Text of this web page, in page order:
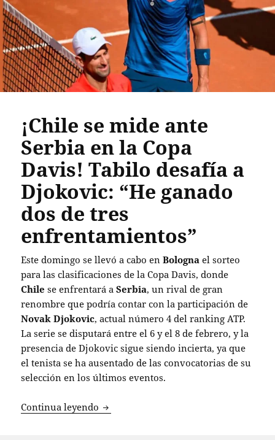
¡Chile se mide ante
Serbia en la Copa
Davis! Tabilo desafía a
Djokovic: “He ganado
dos de tres
enfrentamientos”
Este domingo se llevó a cabo enBologna el sorteo
para las clasificaciones de la Copa Davis, donde
Chile se enfrentará aSerbia, un rival de gran
renombre que podría contar con la participación de
Novak Djokovic, actual número 4 del ranking ATP.
La serie se disputará entre el 6 y el 8 de febrero, y la
presencia de Djokovic sigue siendo incierta, ya que
el tenista se ha ausentado de las convocatorias de su
selección en los últimos eventos.
Continua leyendo ¡Chile se mide ante Serbia en la Copa